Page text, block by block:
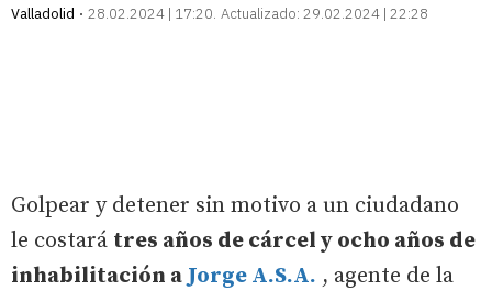
Valladolid
28.02.2024 | 17:20 Actualizado: 29.02.2024 | 22:28
Golpear y detener sin motivo a un ciudadano
le costará tres años de cárcel y ocho años de
inhabilitación a Jorge A.S.A. , agente de la